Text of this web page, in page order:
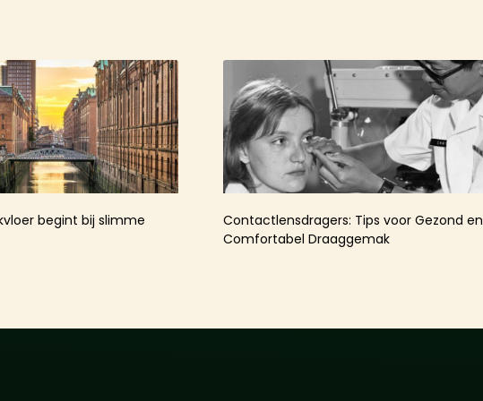
begint bij slimme
Contactlensdragers: Tips voor Gezond en
Comfortabel Draaggemak